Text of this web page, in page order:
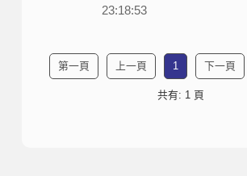
23:18:53
第一頁 上一頁 1 下一頁
共有: 1 頁